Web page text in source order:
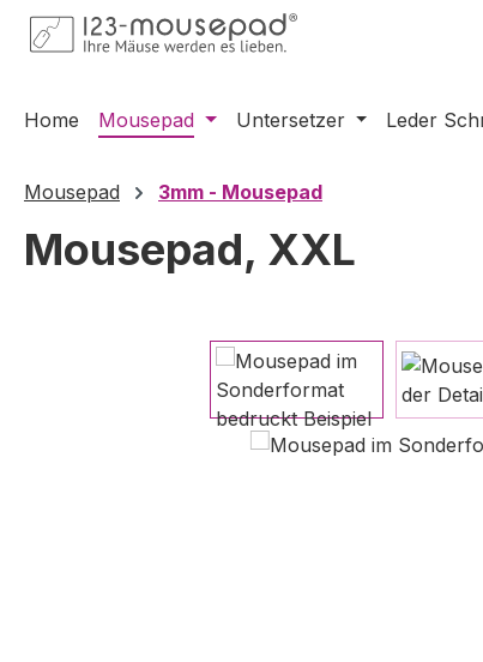
Hauptinhalt springen
Zur Suche springen
Zur Hauptnavigation springen
Home Mousepad Untersetzer Leder
Mousepad 3mm - Mousepad
Mousepad, XXL
Bildergalerie überspringen